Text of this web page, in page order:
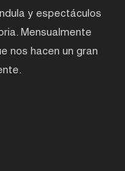
y espectáculos
Mensualmente
nos hacen un gran